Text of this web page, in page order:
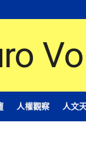
人權觀察 人文